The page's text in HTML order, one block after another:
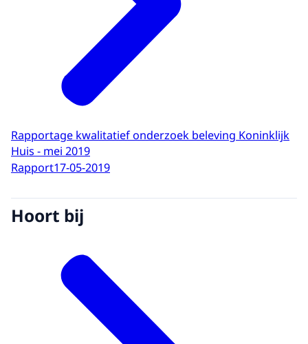
Rapportage kwalitatief onderzoek beleving Koninklijk
Huis - mei 2019
Rapport17-05-2019
Hoort bij